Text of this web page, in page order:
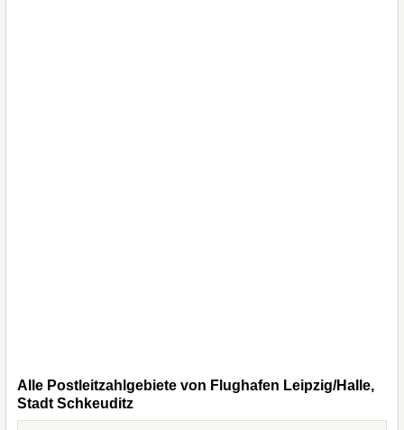
Alle Postleitzahlgebiete von Flughafen Leipzig/Halle,
Stadt Schkeuditz